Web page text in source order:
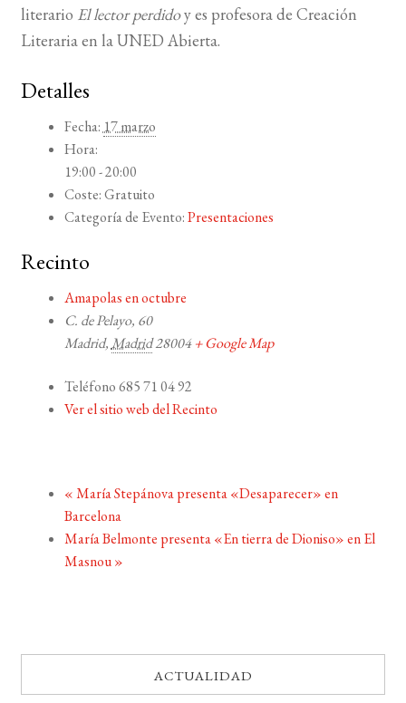
literario El lector perdidoy es profesora de Creación
Literaria en la UNED Abierta.
Detalles
Fecha: 17 marzo
Hora:
19:00 - 20:00
Coste:Gratuito
Categoría de Evento:Presentaciones
Recinto
Amapolas en octubre
C. de Pelayo, 60
Madrid,Madrid28004 + Google Map
Teléfono685 71 04 92
Ver el sitio web del Recinto
«María Stepánova presenta «Desaparecer» en
Barcelona
María Belmonte presenta «En tierra de Dioniso» en El
Masnou»
ACTUALIDAD